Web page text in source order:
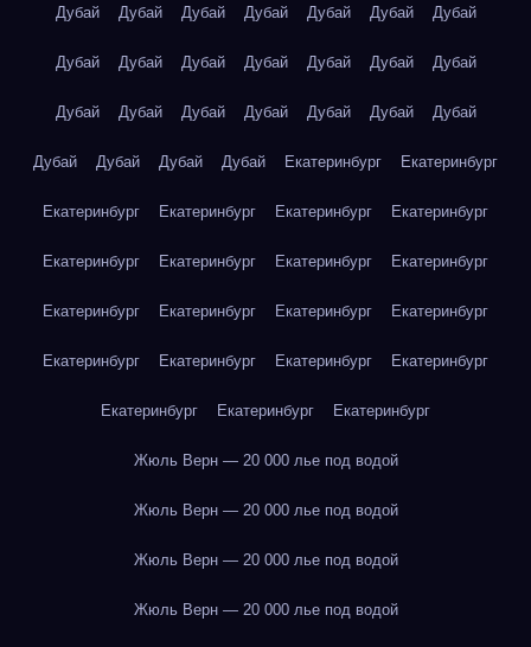
Дубай Дубай Дубай Дубай Дубай Дубай Дубай
Дубай Дубай Дубай Дубай Дубай Дубай Дубай
Дубай Дубай Дубай Дубай Дубай Дубай Дубай
Дубай Дубай Дубай Дубай Екатеринбург Екатеринбург
Екатеринбург Екатеринбург Екатеринбург Екатеринбург
Екатеринбург Екатеринбург Екатеринбург Екатеринбург
Екатеринбург Екатеринбург Екатеринбург Екатеринбург
Екатеринбург Екатеринбург Екатеринбург Екатеринбург
Екатеринбург Екатеринбург Екатеринбург
Жюль Верн — 20 000 лье под водой
Жюль Верн — 20 000 лье под водой
Жюль Верн — 20 000 лье под водой
Жюль Верн — 20 000 лье под водой